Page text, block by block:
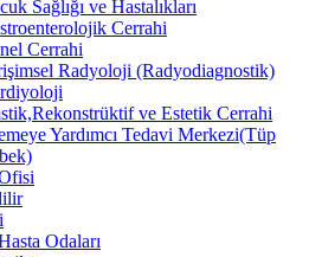
Sağlığı ve Hastalıkları
Cerrahi
Cerrahi
Radyoloji (Radyodiagnostik)
ve Estetik Cerrahi
Yardımcı Tedavi Merkezi(Tüp
Odaları